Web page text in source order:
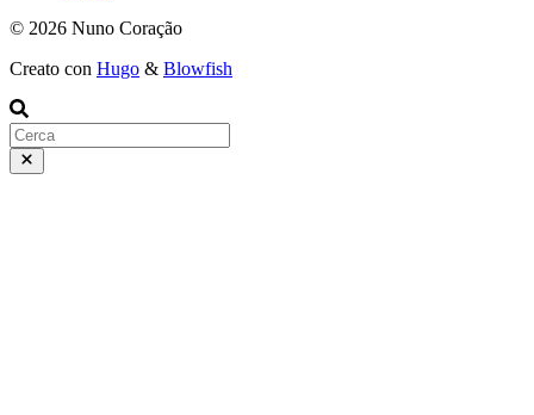
© 2026 Nuno Coração
Creato con Hugo & Blowfish